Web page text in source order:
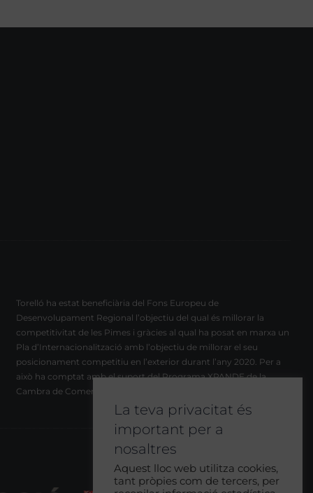
Torelló ha estat beneficiària del Fons Europeu de
Desenvolupament Regional l’objectiu del qual és millorar la
competitivitat de les Pimes i gràcies al qual ha posat en marxa un
Pla d’Internacionalització amb l’objectiu de millorar el seu
posicionament competitiu en l’exterior durant l’any 2020. Per a
això ha comptat amb el suport del Programa XPANDE de la
Cambra de Comerç de Barcelona.
La teva privacitat és
important per a
nosaltres
Aquest lloc web utilitza cookies,
tant pròpies com de tercers, per